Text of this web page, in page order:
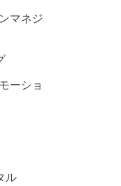
マネジ
ーショ
ル